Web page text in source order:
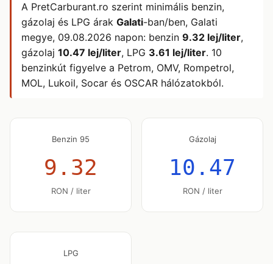
A PretCarburant.ro szerint minimális benzin,
gázolaj és LPG árak Galati-ban/ben, Galati
megye, 09.08.2026 napon: benzin 9.32 lej/liter,
gázolaj 10.47 lej/liter, LPG 3.61 lej/liter. 10
benzinkút figyelve a Petrom, OMV, Rompetrol,
MOL, Lukoil, Socar és OSCAR hálózatokból.
Benzin 95
9.32
RON / liter
Gázolaj
10.47
RON / liter
LPG